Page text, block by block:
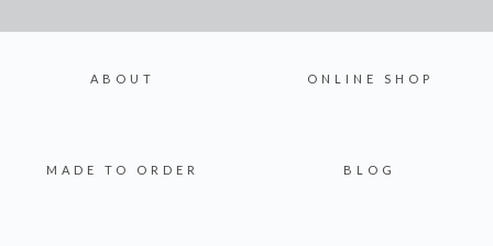
ABOUT ONLINE SHOP
MADE TO ORDER BLOG